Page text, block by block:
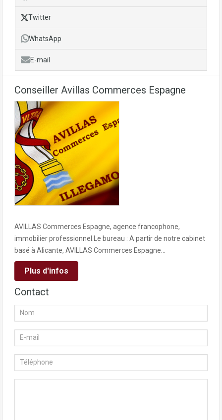
Twitter
WhatsApp
E-mail
Conseiller Avillas Commerces Espagne
AVILLAS Commerces Espagne, agence francophone,
immobilier professionnel.Le bureau : A partir de notre cabinet
basé à Alicante, AVILLAS Commerces Espagne…
Plus d'infos
Contact